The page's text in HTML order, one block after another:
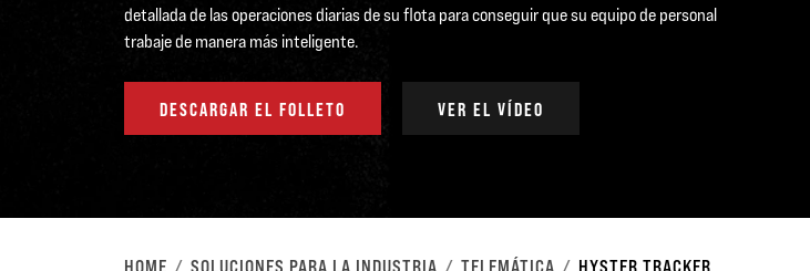
detallada de las operaciones diarias de su flota para conseguir que su equipo de personal
trabaje de manera más inteligente.
DESCARGAR EL FOLLETO VER EL VÍDEO
HOME SOLUCIONES PARA LA INDUSTRIA TELEMÁTICA HYSTER TRACKER